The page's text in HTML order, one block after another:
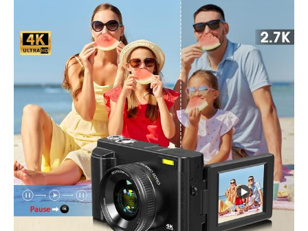
de 5*3*2(IN) est si
légère et portable. Nous
vous offrons également
une carte mémoire 32G
et une batterie
supplémentaire pour
vous aider à prendre des
photos sans vous
soucier de
l'alimentation.Le petit
appareil photo
numérique est conçu
pour les amateurs. Le
fonctionnement simple
et pratique en fait un
appareil photo idéal pour